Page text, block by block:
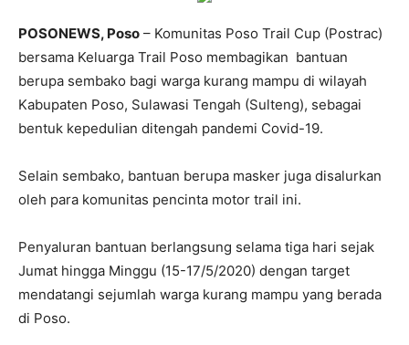
POSONEWS, Poso – Komunitas Poso Trail Cup (Postrac)
bersama Keluarga Trail Poso membagikan bantuan
berupa sembako bagi warga kurang mampu di wilayah
Kabupaten Poso, Sulawasi Tengah (Sulteng), sebagai
bentuk kepedulian ditengah pandemi Covid-19.
Selain sembako, bantuan berupa masker juga disalurkan
oleh para komunitas pencinta motor trail ini.
Penyaluran bantuan berlangsung selama tiga hari sejak
Jumat hingga Minggu (15-17/5/2020) dengan target
mendatangi sejumlah warga kurang mampu yang berada
di Poso.